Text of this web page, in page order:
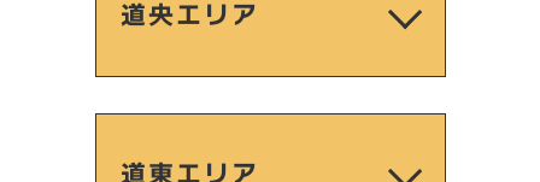
道央エリア
道東エリア